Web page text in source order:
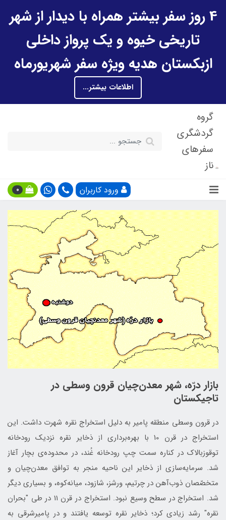
4 روز سفر بیشتر همراه با دیدار از شهر
تاریخی خیوه و یک پرواز داخلی
ازبکستان هدیه ویژه سفر شهریورماه
اطلاعات بیشتر...
گروه
گردشگری
سفرهای
ناز
ورود کاربران 0
بازار درّه، شهر معدن‌چیان قرون وسطی در
تاجیکستان
در قرون وسطی منطقه پامیر به دلیل استخراج نقره شهرت داشت. این
استخراج در قرن 10 با بهره‌برداری از ذخایر نقره نزدیک رودخانه
توقوزبالاك در کناره سمت چپ رودخانه غُند، در محدوده‌ی بچار آغاز
شد. سرمایه‌سازی از ذخایر این ناحیه منجر به توافق معدن‌چیان و
متخصّصان ذوب‌آهن در چرتيم، ورشز، شازود، ميانه‌كوه، و بسیاری دیگر
شد. استخراج در سطح وسیع نبود. استخراج در قرن 11 در طی "بحران
نقره" رشد زيادی کرد؛ ذخایر نقره توسعه یافتند و در پامیرشرقی به